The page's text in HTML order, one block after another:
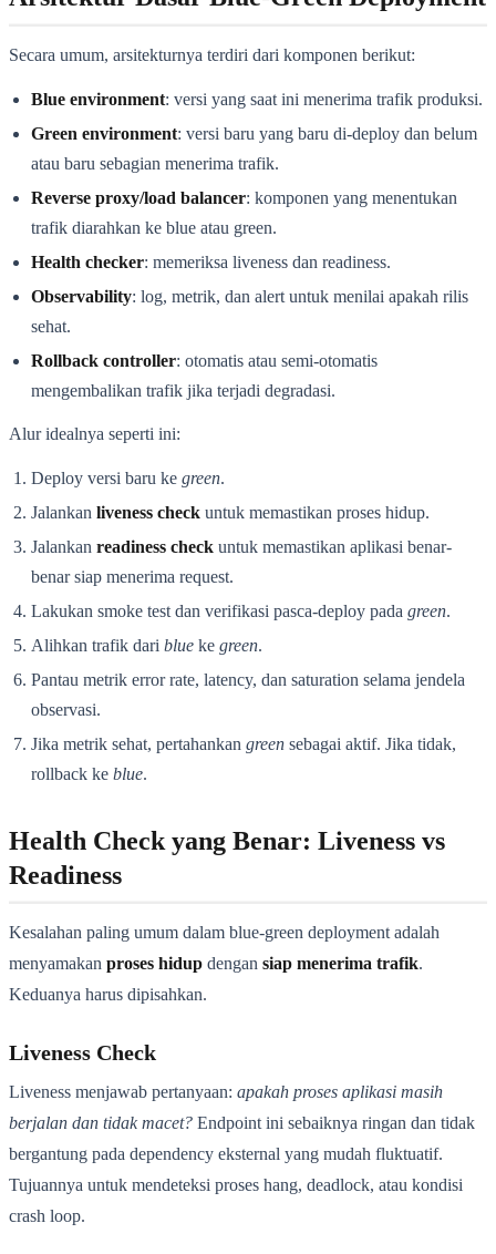
Secara umum, arsitekturnya terdiri dari komponen berikut:
Blue environment: versi yang saat ini menerima trafik produksi.
Green environment: versi baru yang baru di-deploy dan belum
atau baru sebagian menerima trafik.
Reverse proxy/load balancer: komponen yang menentukan
trafik diarahkan ke blue atau green.
Health checker: memeriksa liveness dan readiness.
Observability: log, metrik, dan alert untuk menilai apakah rilis
sehat.
Rollback controller: otomatis atau semi-otomatis
mengembalikan trafik jika terjadi degradasi.
Alur idealnya seperti ini:
Deploy versi baru ke green.
Jalankan liveness check untuk memastikan proses hidup.
Jalankan readiness check untuk memastikan aplikasi benar-
benar siap menerima request.
Lakukan smoke test dan verifikasi pasca-deploy pada green.
Alihkan trafik dari blue ke green.
Pantau metrik error rate, latency, dan saturation selama jendela
observasi.
Jika metrik sehat, pertahankan green sebagai aktif. Jika tidak,
rollback ke blue.
Health Check yang Benar: Liveness vs
Readiness
Kesalahan paling umum dalam blue-green deployment adalah
menyamakan proses hidup dengan siap menerima trafik.
Keduanya harus dipisahkan.
Liveness Check
Liveness menjawab pertanyaan: apakah proses aplikasi masih
berjalan dan tidak macet? Endpoint ini sebaiknya ringan dan tidak
bergantung pada dependency eksternal yang mudah fluktuatif.
Tujuannya untuk mendeteksi proses hang, deadlock, atau kondisi
crash loop.